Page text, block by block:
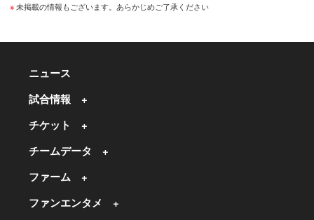
未掲載の情報もございます。あらかじめご了承ください
ニュース
試合情報
チケット
チームデータ
ファーム
ファンエンタメ